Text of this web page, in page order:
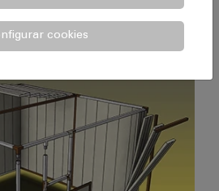
son paneles modulares
de cabinas y pantallas para
cookies